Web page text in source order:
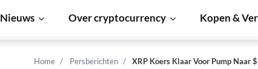
Nieuws Over cryptocurrency Kopen &
Home Persberichten
XRP Koers Klaar Voor Pump Naar